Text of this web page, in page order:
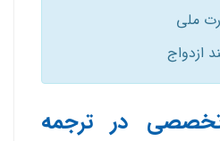
ملی
ازدواج
تخصصی در ترجمه